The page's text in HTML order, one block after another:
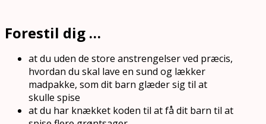
Forestil dig …
at du uden de store anstrengelser ved præcis,
hvordan du skal lave en sund og lækker
madpakke, som dit barn glæder sig til at
skulle spise
at du har knækket koden til at få dit barn til at